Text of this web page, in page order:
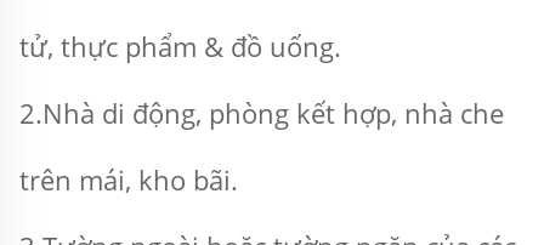
tử, thực phẩm & đồ uống.
2.Nhà di động, phòng kết hợp, nhà che
trên mái, kho bãi.